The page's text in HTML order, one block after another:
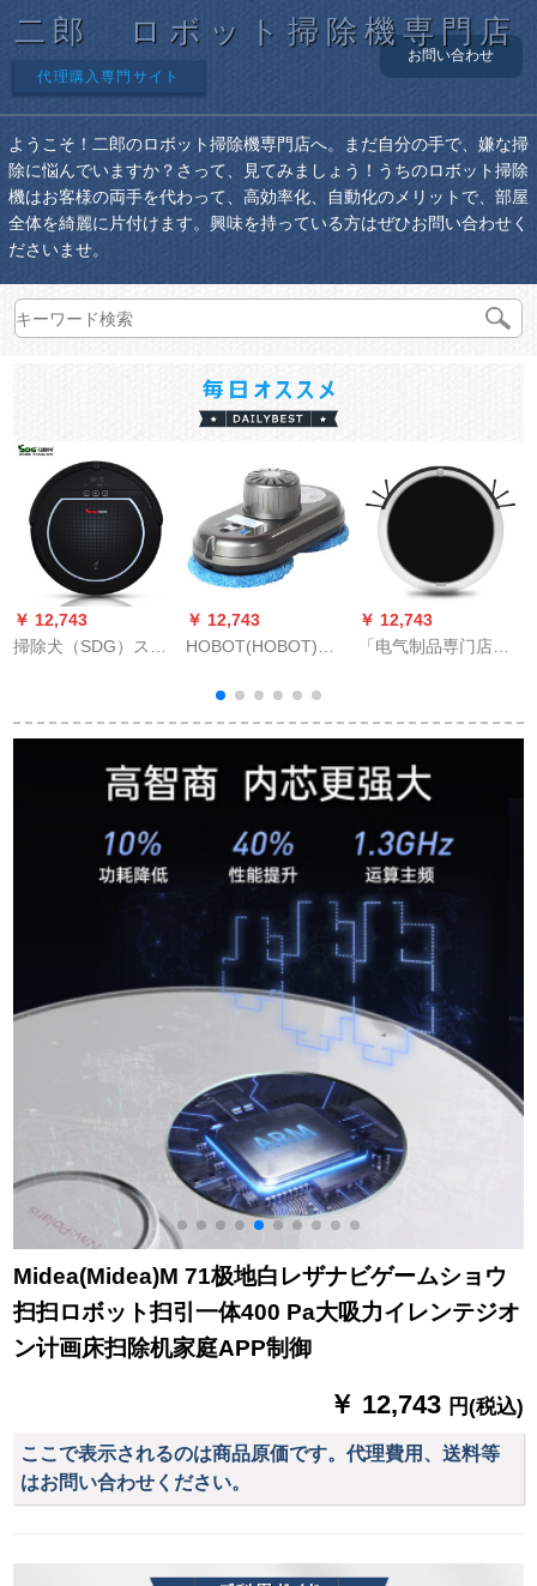
二郎 ロボット掃除機専門店
代理購入専門サイト
お問い合わせ
ようこそ！二郎のロボット掃除機専門店へ。まだ自分の手で、嫌な掃
除に悩んでいますか？さって、見てみましょう！うちのロボット掃除
機はお客様の両手を代わって、高効率化、自動化のメリットで、部屋
全体を綺麗に片付けます。興味を持っている方はぜひお問い合わせく
ださいませ。
￥ 12,743
掃除犬（SDG）スカ
ットレットレットレ
￥ 12,743
HOBOT(HOBOT)窓
ラスバット・ボケッ
ト・バック
￥ 12,743
「电气制品専门店」
自动的に吸える一体
机アテネラック【普
通テープ25 CM】
Midea(Midea)M 71极地白レザナビゲームショウ
扫扫ロボット扫引一体400 Pa大吸力イレンテジオ
ン计画床扫除机家庭APP制御
￥ 12,743 円(税込)
ここで表示されるのは商品原価です。代理費用、送料等
はお問い合わせください。